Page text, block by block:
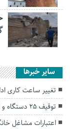
سایر خبرها
تغییر ساعت کاری
توقیف ۲۵ دستگاه و ادوات حفاری غیر مجاز در گلستان
اعتبارات مشاغل خانگی